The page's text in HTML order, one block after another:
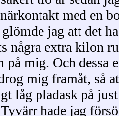
med en
jag att det
några extra kilon
på mig. Och dessa
mig framåt, så
låg pladask på just
hade jag